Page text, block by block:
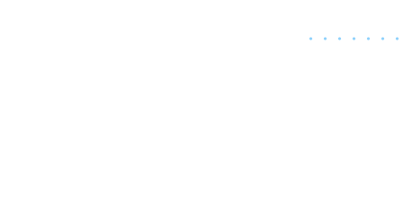
・・・・・・